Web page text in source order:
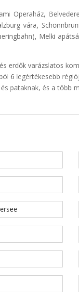
Operaház,
vára,
Melki
erdők varázslatos
6 legértékesebb
pataknak, és a több